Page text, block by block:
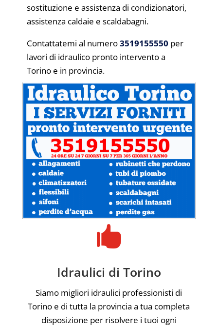
sostituzione e assistenza di condizionatori,
assistenza caldaie e scaldabagni.
Contattatemi al numero3519155550 per
lavori di idraulico pronto intervento a
Torino e in provincia.

Idraulici di Torino
Siamo migliori idraulici professionisti di
Torino e di tutta la provincia a tua completa
disposizione per risolvere i tuoi ogni